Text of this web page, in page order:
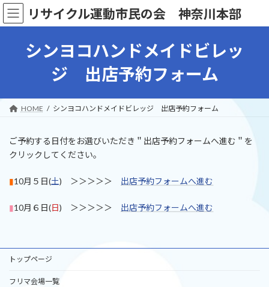
コ
ン
テ
ッ
ナ
ビ
ゲ
移
リサイクル運動市民の会 神奈川本部
シンヨコハンドメイドビレッ
ジ 出店予約フォーム
HOME シンヨコハンドメイドビレッジ 出店予約フォーム
ご予約する日付をお選びいただき＂出店予約フォームへ進む＂を
クリックしてください。
▮10月５日(土) ＞＞＞＞＞ 出店予約フォームへ進む
▮10月６日(日) ＞＞＞＞＞ 出店予約フォームへ進む
トップページ
フリマ会場一覧